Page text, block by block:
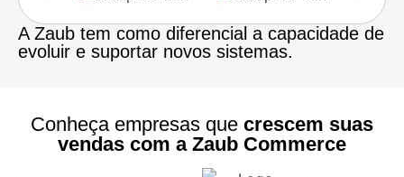
A Zaub tem como diferencial a capacidade de
evoluir e suportar novos sistemas.
Conheça empresas que crescem suas
vendas com a Zaub Commerce